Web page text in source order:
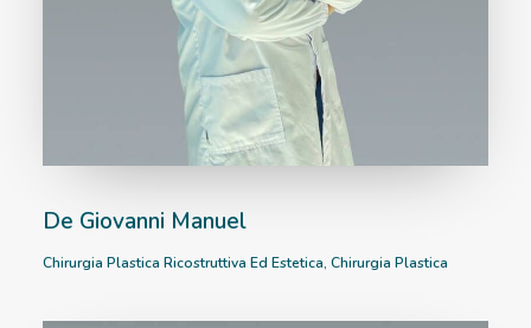
De Giovanni Manuel
Chirurgia Plastica Ricostruttiva Ed Estetica, Chirurgia Plastica